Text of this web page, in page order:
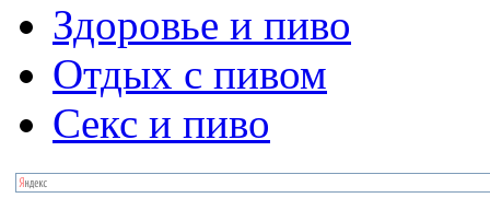
Здоровье и пиво
Отдых с пивом
Секс и пиво